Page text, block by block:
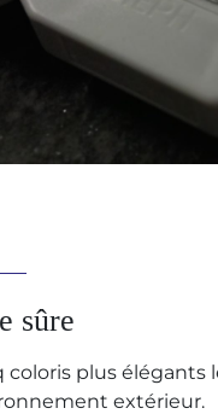
sûre
plus élégants
extérieur.